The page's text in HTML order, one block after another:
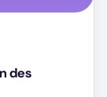
des